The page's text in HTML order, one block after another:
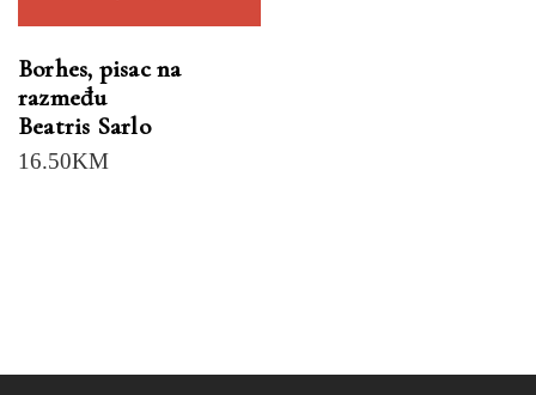
Borhes, pisac na
razmeđu
Beatris Sarlo
16.50KM